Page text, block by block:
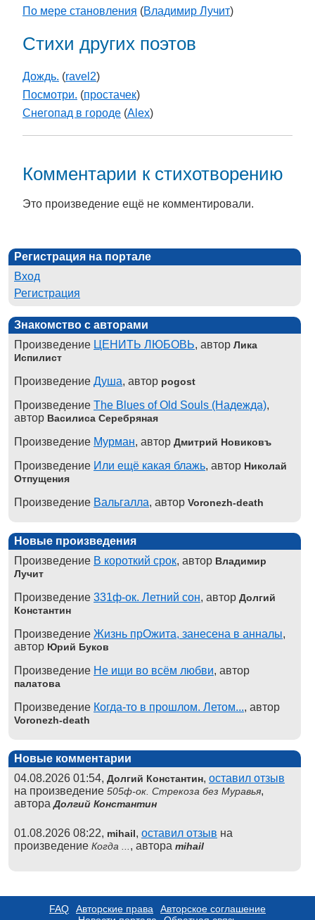
По мере становления (Владимир Лучит)
Стихи других поэтов
Дождь. (ravel2)
Посмотри. (простачек)
Снегопад в городе (Alex)
Комментарии к стихотворению
Это произведение ещё не комментировали.
Регистрация на портале
Вход
Регистрация
Знакомство с авторами
Произведение ЦЕНИТЬ ЛЮБОВЬ, автор Лика
Испилист
Произведение Душа, автор pogost
Произведение The Blues of Old Souls (Надежда),
автор Василиса Серебряная
Произведение Мурман, автор Дмитрий Новиковъ
Произведение Или ещё какая блажь, автор Николай
Отпущения
Произведение Вальгалла, автор Voronezh-death
Новые произведения
Произведение В короткий срок, автор Владимир
Лучит
Произведение 331ф-ок. Летний сон, автор Долгий
Константин
Произведение Жизнь прОжита, занесена в анналы,
автор Юрий Буков
Произведение Не ищи во всём любви, автор
палатова
Произведение Когда-то в прошлом. Летом..., автор
Voronezh-death
Новые комментарии
04.08.2026 01:54, Долгий Константин, оставил отзыв
на произведение 505ф-ок. Стрекоза без Муравья,
автораДолгий Константин
01.08.2026 08:22, mihail, оставил отзыв на
произведение Когда ... , автора mihail
FAQ Авторские права
Авторское соглашение